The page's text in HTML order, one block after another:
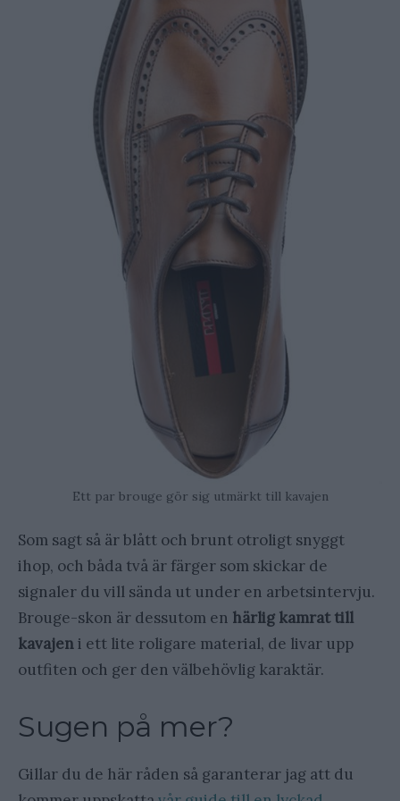
Ett par brouge gör sig utmärkt till kavajen
Som sagt så är blått och brunt otroligt snyggt
ihop, och båda två är färger som skickar de
signaler du vill sända ut under en arbetsintervju.
Brouge-skon är dessutom en härlig kamrat till
kavajeni ett lite roligare material, de livar upp
outfiten och ger den välbehövlig karaktär.
Sugen på mer?
Gillar du de här råden så garanterar jag att du